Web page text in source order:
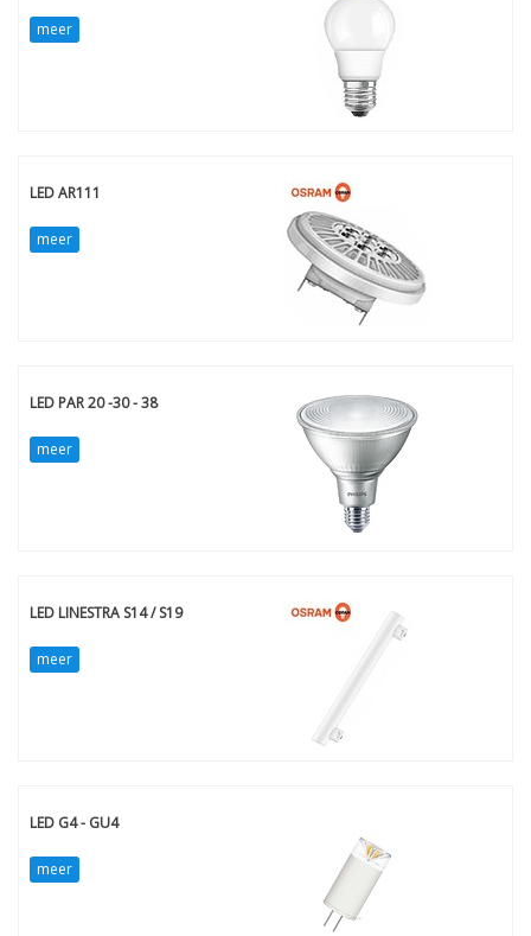
meer
LED AR111
meer
LED PAR 20 -30 - 38
meer
LED LINESTRA S14 / S19
meer
LED G4 - GU4
meer